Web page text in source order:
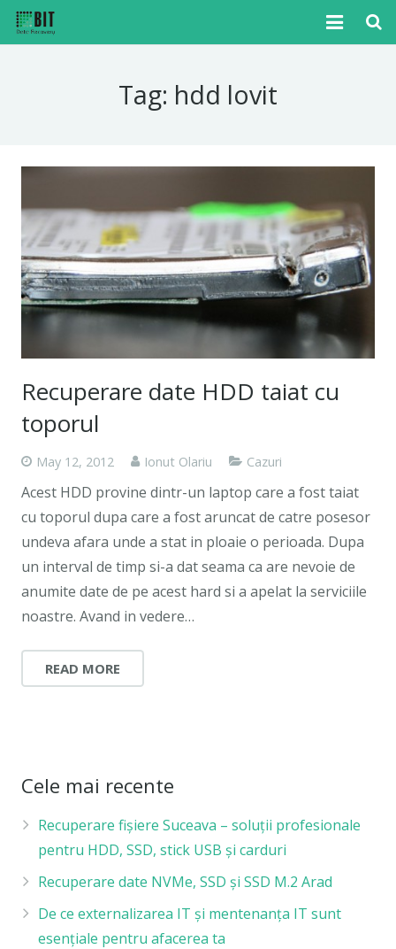
Tutoriale
Noutati
Contact
Tag: hdd lovit
Recuperare date HDD taiat cu
toporul
May 12, 2012 Ionut Olariu Cazuri
Acest HDD provine dintr-un laptop care a fost taiat
cu toporul dupa care a fost aruncat de catre posesor
undeva afara unde a stat in ploaie o perioada. Dupa
un interval de timp si-a dat seama ca are nevoie de
anumite date de pe acest hard si a apelat la serviciile
noastre. Avand in vedere…
READ MORE
Cele mai recente
Recuperare fișiere Suceava – soluții profesionale
pentru HDD, SSD, stick USB și carduri
Recuperare date NVMe, SSD și SSD M.2 Arad
De ce externalizarea IT și mentenanța IT sunt
esențiale pentru afacerea ta